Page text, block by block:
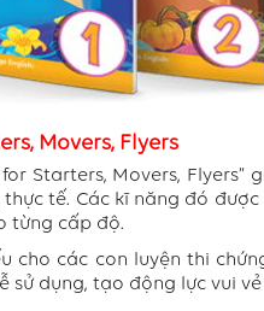
Movers, Flyers
Starters, Movers,
tế. Các kĩ năng đó
từng cấp độ.
cho các con luyện thi
sử dụng, tạo động lực vui